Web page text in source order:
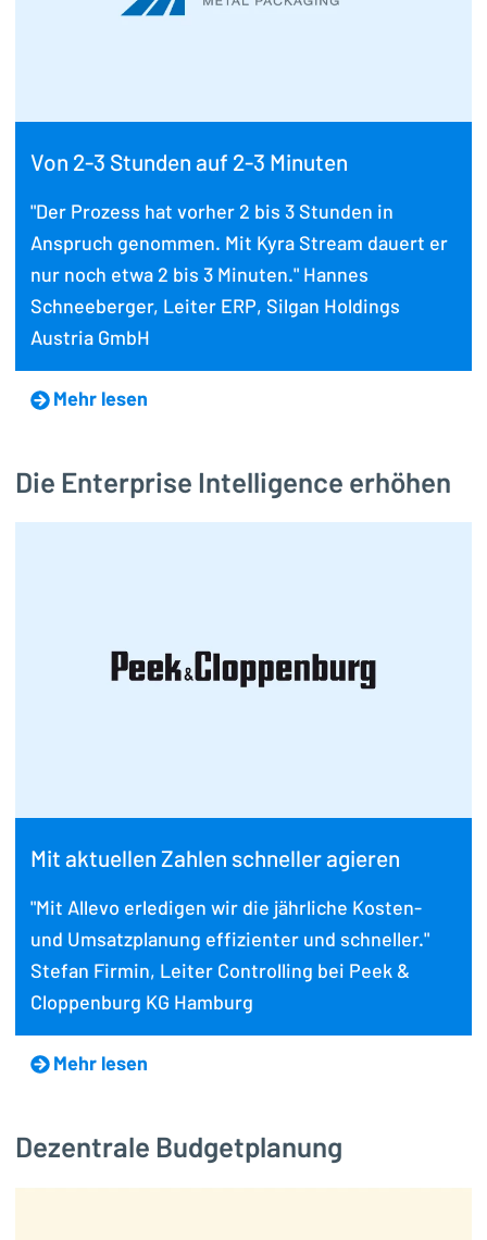
Von 2-3 Stunden auf 2-3 Minuten
"Der Prozess hat vorher 2 bis 3 Stunden in
Anspruch genommen. Mit Kyra Stream dauert er
nur noch etwa 2 bis 3 Minuten." Hannes
Schneeberger, Leiter ERP, Silgan Holdings
Austria GmbH
Mehr lesen
Die Enterprise Intelligence erhöhen
Mit aktuellen Zahlen schneller agieren
"Mit Allevo erledigen wir die jährliche Kosten-
und Umsatzplanung effizienter und schneller."
Stefan Firmin, Leiter Controlling bei Peek &
Cloppenburg KG Hamburg
Mehr lesen
Dezentrale Budgetplanung